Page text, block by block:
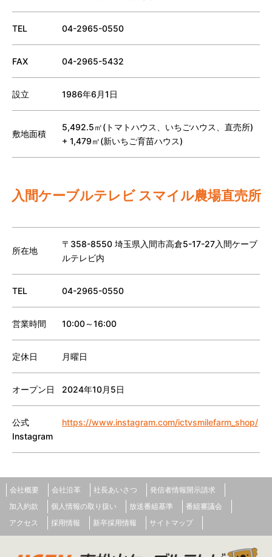
TEL 04-2965-0550
FAX 04-2965-5432
設立 1986年6月1日
敷地面積
5,492.5㎡(トマトハウス、いちごハウス、直売所)
+ 1,479㎡(新いちご育苗ハウス)
入間ケーブルテレビ スマイル農場直売所
所在地
〒358-8550 埼玉県入間市高倉5-17-27入間ケーブ
ルテレビ内
TEL 04-2965-0550
営業時間 10:00～16:00
定休日 月曜日
オープン日 2024年10月5日
公式
Instagram
https://www.instagram.com/ictvsmilefarm_shop/
会社概要 会社沿革 社長あいさつ
発信者情報開示請求
加入約款
個人情報の取り扱い 放送番組基準
番組審議会
アクセス
採用情報 新卒採用情報 サイトマップ